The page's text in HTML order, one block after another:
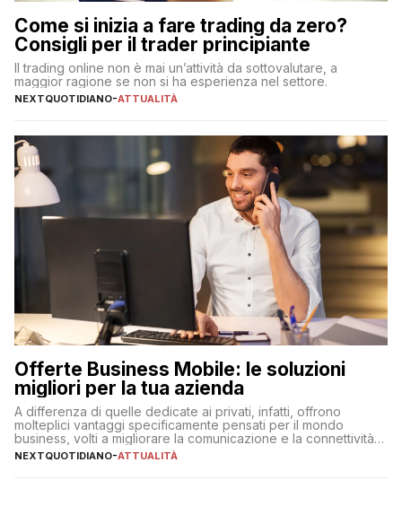
Come si inizia a fare trading da zero?
Consigli per il trader principiante
Il trading online non è mai un’attività da sottovalutare, a
maggior ragione se non si ha esperienza nel settore.
NEXTQUOTIDIANO-ATTUALITÀ
Offerte Business Mobile: le soluzioni
migliori per la tua azienda
A differenza di quelle dedicate ai privati, infatti, offrono
molteplici vantaggi specificamente pensati per il mondo
business, volti a migliorare la comunicazione e la connettività
degli utenti
NEXTQUOTIDIANO-ATTUALITÀ